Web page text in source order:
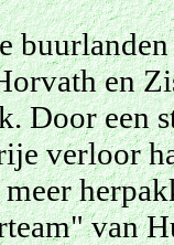
en
Door een
verloor
van